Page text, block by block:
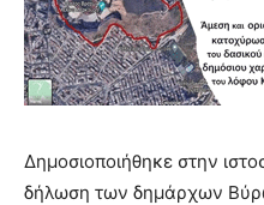
you
the
meaning
of
pain.
hd
porn
Δημοσιοποιήθηκε στην
δήλωση των δημάρχων